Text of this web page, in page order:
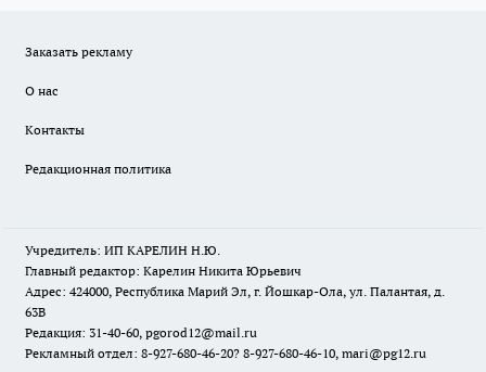
Заказать рекламу
О нас
Контакты
Редакционная политика
Учредитель: ИП КАРЕЛИН Н.Ю.
Главный редактор: Карелин Никита Юрьевич
Адрес: 424000, Республика Марий Эл, г. Йошкар-Ола, ул. Палантая, д.
63В
Редакция: 31-40-60, pgorod12@mail.ru
Рекламный отдел: 8-927-680-46-20? 8-927-680-46-10, mari@pg12.ru